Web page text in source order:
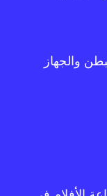
والجهاز